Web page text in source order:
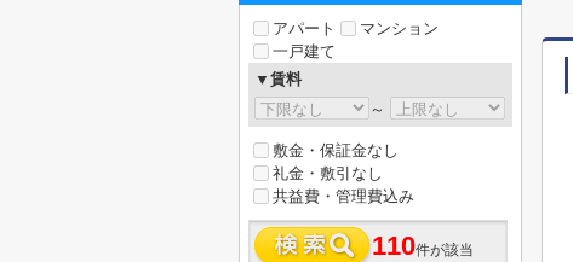
アパート
マンション
一戸建て
▼賃料
～
敷金・保証金なし
礼金・敷引なし
共益費・管理費込み
110件が該当